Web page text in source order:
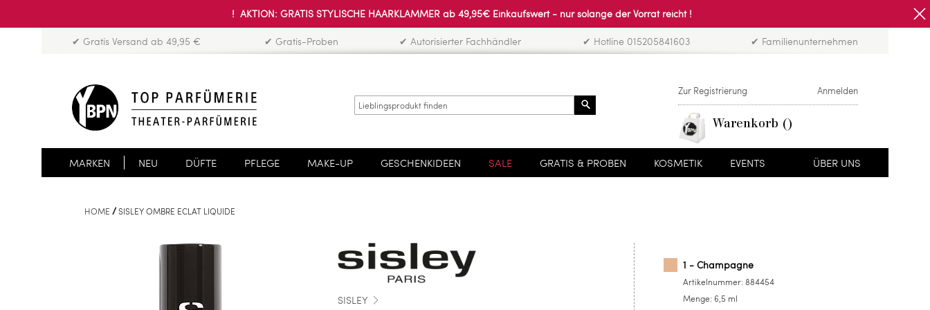
! AKTION: GRATIS STYLISCHE HAARKLAMMER ab 49,95€ Einkaufswert - nur solange der Vorrat reicht !
✔ Gratis Versand ab 49,95 € ✔ Gratis-Proben ✔ Autorisierter Fachhändler ✔ Hotline 015205841603 ✔ Familienunternehmen
Zur Registrierung Anmelden
Warenkorb
MARKEN NEU DÜFTE PFLEGE MAKE-UP GESCHENKIDEEN SALE GRATIS & PROBEN KOSMETIK EVENTS ÜBER UNS
HOME SISLEY OMBRE ECLAT LIQUIDE
SISLEY
1 - Champagne
Artikelnummer: 884454
Menge: 6,5 ml